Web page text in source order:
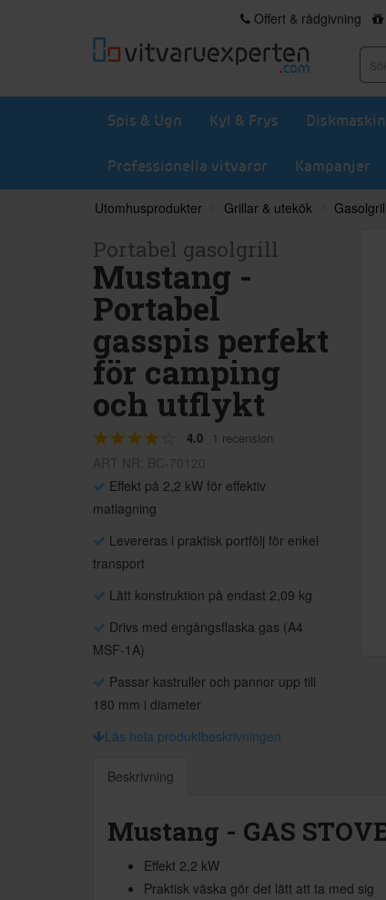
Offert & rådgivning
Spis & Ugn Kyl & Frys Diskmaskin
Professionella vitvaror Kampanjer
Utomhusprodukter Grillar & utekök Gasolgrill
Portabel gasolgrill
Mustang -
Portabel
gasspis perfekt
för camping
och utflykt
4.0 1 recension
Effekt på 2,2 kW för effektiv
matlagning
Levereras i praktisk portfölj för enkel
transport
Lätt konstruktion på endast 2,09 kg
Drivs med engångsflaska gas (A4
MSF-1A)
Passar kastruller och pannor upp till
180 mm i diameter
Läs hela produktbeskrivningen
Beskrivning
Mustang - GAS
Effekt 2,2 kW
Praktisk väska gör det lätt att ta med sig